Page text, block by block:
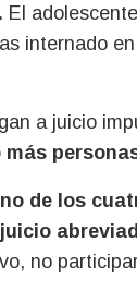
El
internado
a juicio
de los
no